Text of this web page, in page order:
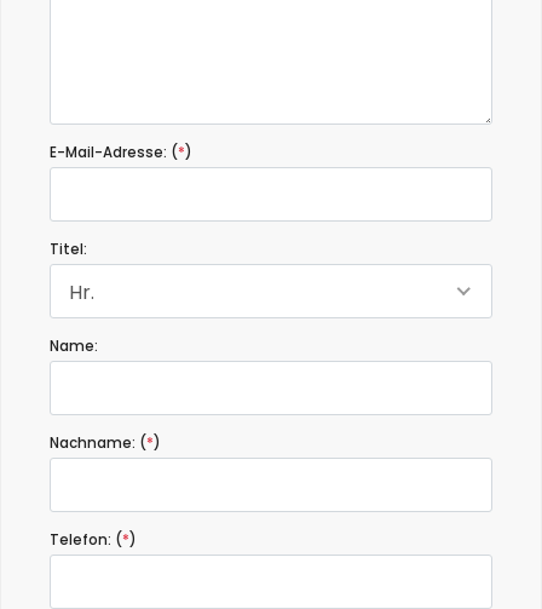
E-Mail-Adresse: (*)
Titel:
Hr.
Name:
Nachname: (*)
Telefon: (*)